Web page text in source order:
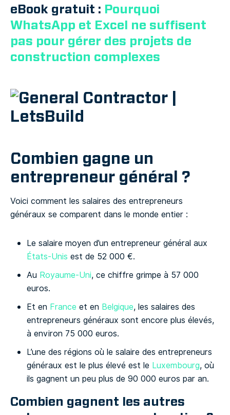
eBook gratuit : Pourquoi
WhatsApp et Excel ne suffisent
pas pour gérer des projets de
construction complexes
Combien gagne un
entrepreneur général ?
Voici comment les salaires des entrepreneurs
généraux se comparent dans le monde entier :
Le salaire moyen d’un entrepreneur général aux
États-Unis est de 52 000 €.
Au Royaume-Uni, ce chiffre grimpe à 57 000
euros.
Et en France et en Belgique, les salaires des
entrepreneurs généraux sont encore plus élevés,
à environ 75 000 euros.
L’une des régions où le salaire des entrepreneurs
généraux est le plus élevé est le Luxembourg, où
ils gagnent un peu plus de 90 000 euros par an.
Combien gagnent les autres